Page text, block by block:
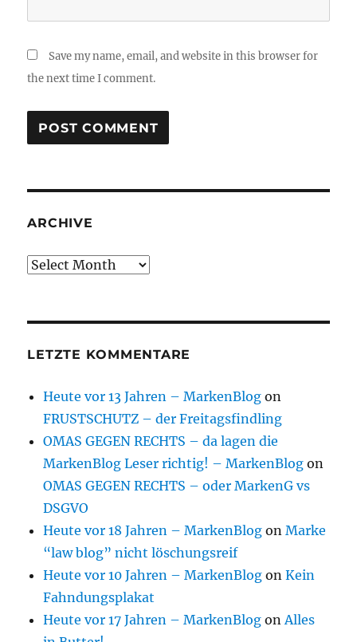
Save my name, email, and website in this browser for
the next time I comment.
ARCHIVE
Archive
LETZTE KOMMENTARE
Heute vor 13 Jahren – MarkenBlog on
FRUSTSCHUTZ – der Freitagsfindling
OMAS GEGEN RECHTS – da lagen die
MarkenBlog Leser richtig! – MarkenBlog on
OMAS GEGEN RECHTS – oder MarkenG vs
DSGVO
Heute vor 18 Jahren – MarkenBlog onMarke
“law blog” nicht löschungsreif
Heute vor 10 Jahren – MarkenBlog onKein
Fahndungsplakat
Heute vor 17 Jahren – MarkenBlog onAlles